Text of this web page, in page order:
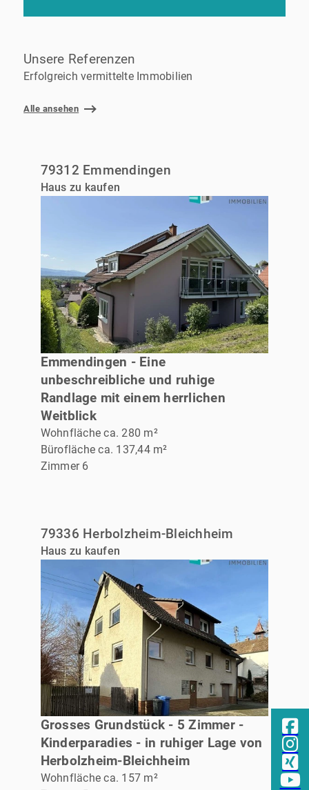
Unsere Referenzen
Erfolgreich vermittelte Immobilien
Alle ansehen
79312 Emmendingen
Haus zu kaufen
VERKAUFT
Emmendingen - Eine
unbeschreibliche und ruhige
Randlage mit einem herrlichen
Weitblick
Wohnfläche ca. 280 m²
Bürofläche ca. 137,44 m²
Zimmer 6
79336 Herbolzheim-Bleichheim
Haus zu kaufen
VERKAUFT
Grosses Grundstück - 5 Zimmer -
Kinderparadies - in ruhiger Lage von
Herbolzheim-Bleichheim
Wohnfläche ca. 157 m²